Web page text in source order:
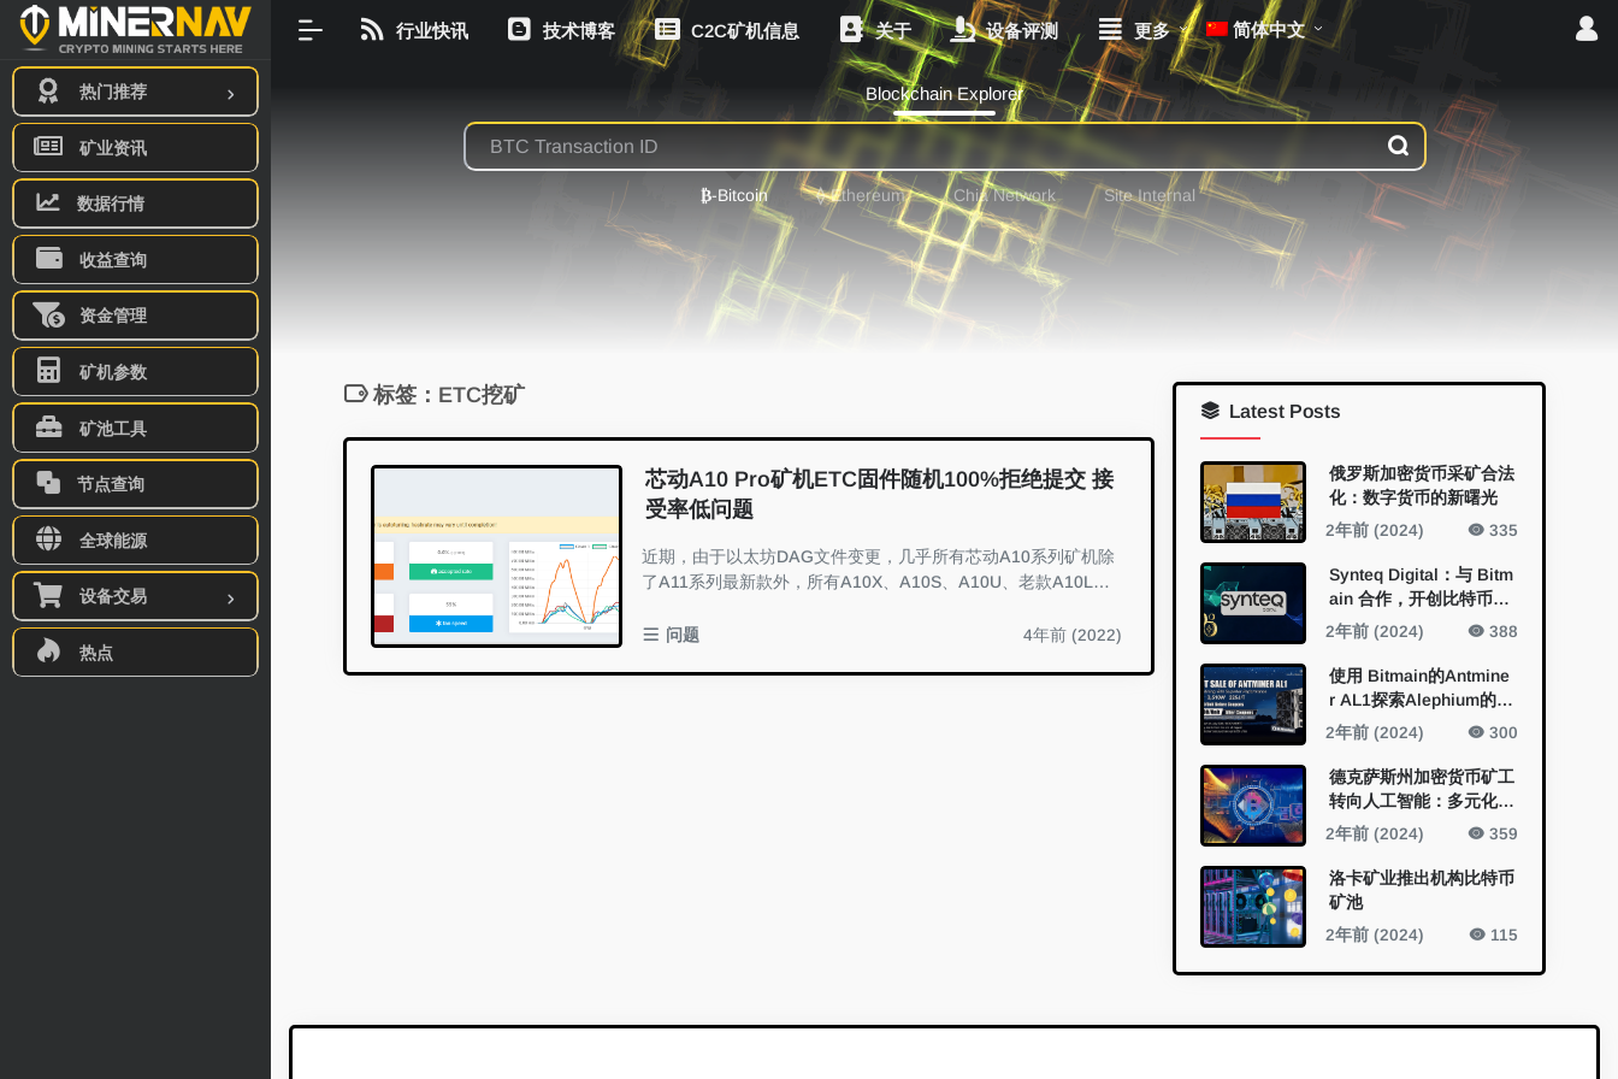
热门推荐
矿业资讯
数据行情
收益查询
资金管理
矿机参数
矿池工具
节点查询
全球能源
设备交易
热点
行业快讯 技术博客 C2C矿机信息 关于 设备评测 更多 简体中文
Blockchain Explorer
₿-Bitcoin ⟠-Ethereum Chia Network Site Internal
标签：ETC挖矿
芯动A10 Pro矿机ETC固件随机100%拒绝提交 接
受率低问题
近期，由于以太坊DAG文件变更，几乎所有芯动A10系列矿机除
了A11系列最新款外，所有A10X、A10S、A10U、老款A10L都无
问题 4年前 (2022)
Latest Posts
俄罗斯加密货币采矿合法
化：数字货币的新曙光
2年前 (2024) 335
Synteq Digital：与 Bitm
ain 合作，开创比特币挖
矿的未来
2年前 (2024) 388
使用 Bitmain的Antmine
r AL1探索Alephium的开
采新视野
2年前 (2024) 300
德克萨斯州加密货币矿工
转向人工智能：多元化的
新领域
2年前 (2024) 359
洛卡矿业推出机构比特币
矿池
2年前 (2024) 115